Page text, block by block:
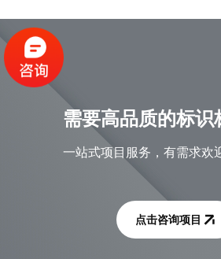
需要高品质的标识
一站式项目服务，有需求欢
点击咨询项目